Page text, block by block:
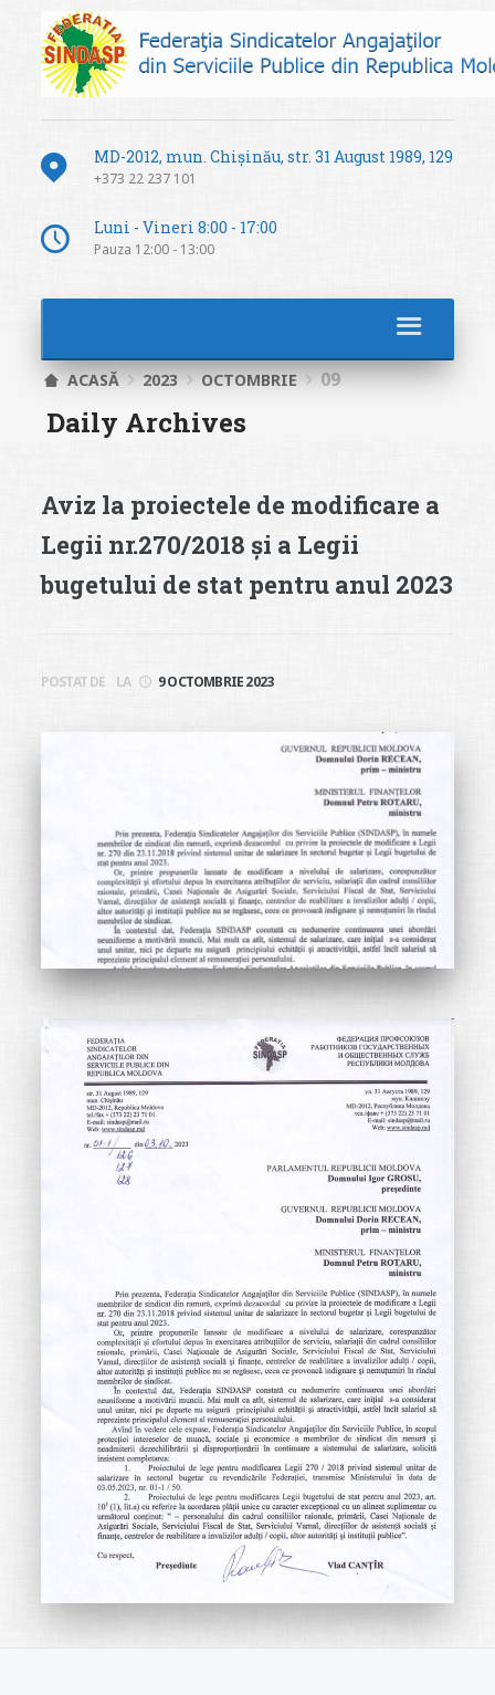
MD-2012, mun. Chișinău, str. 31 August 1989, 129
+373 22 237 101
Luni - Vineri 8:00 - 17:00
Pauza 12:00 - 13:00
ACASĂ 2023 OCTOMBRIE 09
Daily Archives
Aviz la proiectele de modificare a
Legii nr.270/2018 și a Legii
bugetului de stat pentru anul 2023
POSTAT DE LA 9 OCTOMBRIE 2023